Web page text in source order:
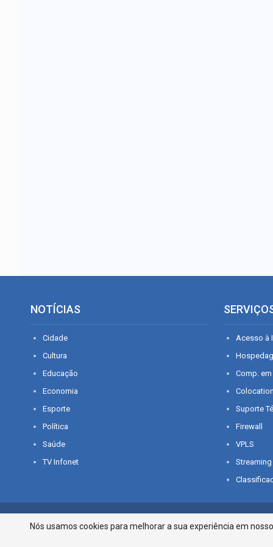
NOTÍCIAS
Cidade
Cultura
Educação
Economia
Esporte
Política
Saúde
TV Infonet
Acesso à
Comp. em
Colocation
Suporte
Firewall
VPLS
Streaming
© 2026 - O que é notícia em Sergipe. Todos os direitos reservados.
Nós usamos cookies para melhorar a sua experiência em